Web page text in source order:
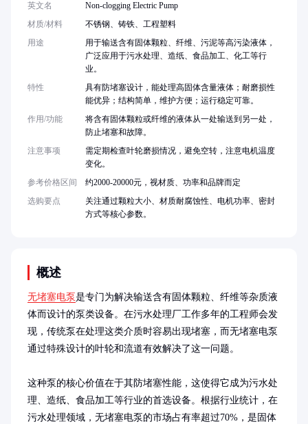
概述
无堵塞电泵是专门为解决输送含有固体颗粒、纤维等杂质液
体而设计的泵类设备。在污水处理厂工作多年的工程师会发
现，传统泵在处理这类介质时容易出现堵塞，而无堵塞电泵
通过特殊设计的叶轮和流道有效解决了这一问题。
这种泵的核心价值在于其防堵塞性能，这使得它成为污水处
理、造纸、食品加工等行业的首选设备。根据行业统计，在
污水处理领域，无堵塞电泵的市场占有率超过70%，是固体
英文名
Non-clogging Electric Pump
材质/材料
不锈钢、铸铁、工程塑料
用途
用于输送含有固体颗粒、纤维、污泥等高污染液体，
广泛应用于污水处理、造纸、食品加工、化工等行
业。
特性
具有防堵塞设计，能处理高固体含量液体；耐磨损性
能优异；结构简单，维护方便；运行稳定可靠。
作用/功能
将含有固体颗粒或纤维的液体从一处输送到另一处，
防止堵塞和故障。
注意事项
需定期检查叶轮磨损情况，避免空转，注意电机温度
变化。
参考价格区间
约2000-20000元，视材质、功率和品牌而定
选购要点
关注通过颗粒大小、材质耐腐蚀性、电机功率、密封
方式等核心参数。